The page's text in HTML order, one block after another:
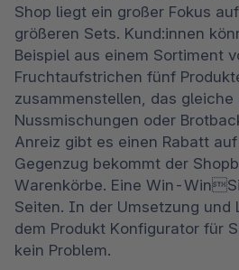
Shop liegt ein großer Fokus
größeren Sets. Kund:innen
Beispiel aus einem Sortiment
Fruchtaufstrichen fünf
zusammenstellen, das gleiche
Nussmischungen oder
Anreiz gibt es einen Rabatt
Gegenzug bekommt der
Warenkörbe. Eine Win-
Seiten. In der Umsetzung und
dem Produkt Konfigurator für
kein Problem.